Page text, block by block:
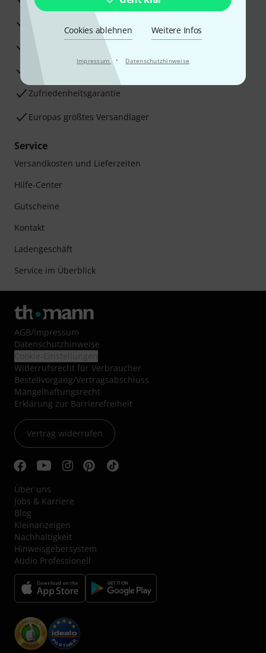
Cookies ablehnen Weitere Infos
Impressum · Datenschutzhinweise
30 Tage Money-Back-Garantie
Beratung durch Fachexperten
Zufriedenheitsgarantie
Europas größtes Versandlager
Service
Versandkosten und Lieferzeiten
Hilfe-Center
Gutscheine
Kontakt
Ladengeschäft
Service im Überblick
AGB/Impressum
Datenschutzhinweise
Widerrufsrecht für Verbraucher
Bestellvorgang/Vertragsabschluss
Mängelhaftungsrecht
Erklärung zur Barrierefreiheit
Vertrag widerrufen
Über uns
Jobs & Karriere
Blog
Kleinanzeigen
Nachhaltigkeit
Hinweisgebersystem
Audio Professionell